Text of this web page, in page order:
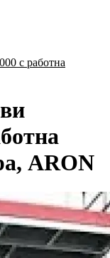
с работна
ARON